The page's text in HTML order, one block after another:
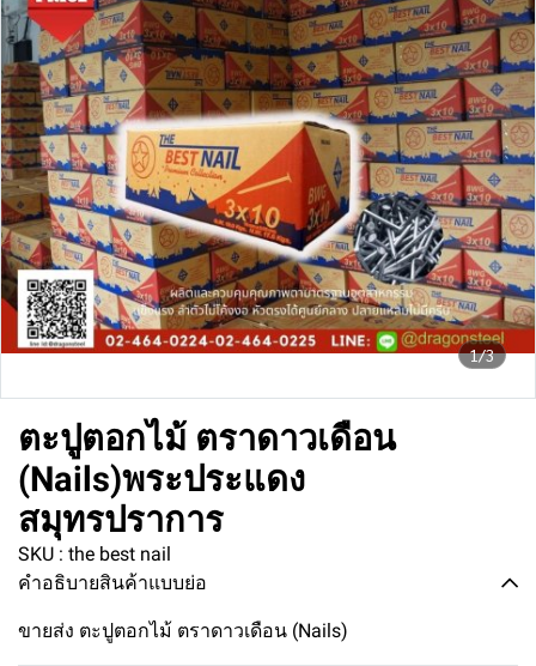
1/3
ตะปูตอกไม้ ตราดาวเดือน
(Nails)พระประแดง
สมุทรปราการ
SKU : the best nail
คำอธิบายสินค้าแบบย่อ
ขายส่ง ตะปูตอกไม้ ตราดาวเดือน (Nails)